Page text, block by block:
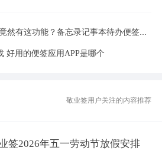
然有这功能？备忘录记事本待办便签推荐
好用的便签应用APP是哪个
敬业签用户关注的内容推荐
签2026年五一劳动节放假安排